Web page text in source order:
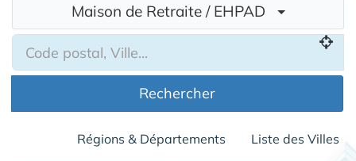
Maison de Retraite / EHPAD
Rechercher
Régions & Départements Liste des Villes